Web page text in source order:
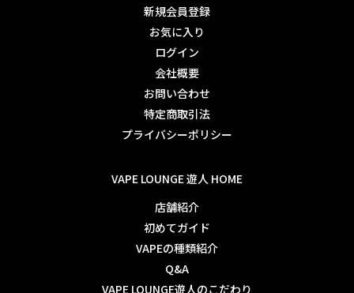
新規会員登録
お気に入り
ログイン
会社概要
お問い合わせ
特定商取引法
プライバシーポリシー
VAPE LOUNGE 遊人 HOME
店舗紹介
初めてガイド
VAPEの種類紹介
Q&A
VAPE LOUNGE遊人のこだわり